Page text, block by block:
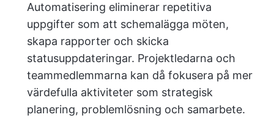
Automatisering eliminerar repetitiva
uppgifter som att schemalägga möten,
skapa rapporter och skicka
statusuppdateringar. Projektledarna och
teammedlemmarna kan då fokusera på mer
värdefulla aktiviteter som strategisk
planering, problemlösning och samarbete.